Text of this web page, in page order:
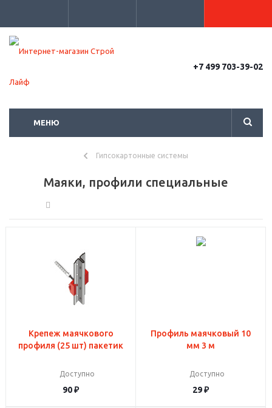
+7 499 703-39-02
МЕНЮ
Гипсокартонные системы
Маяки, профили специальные
Крепеж маячкового
профиля (25 шт) пакетик
Доступно
90₽
Профиль маячковый 10
мм 3 м
Доступно
29₽